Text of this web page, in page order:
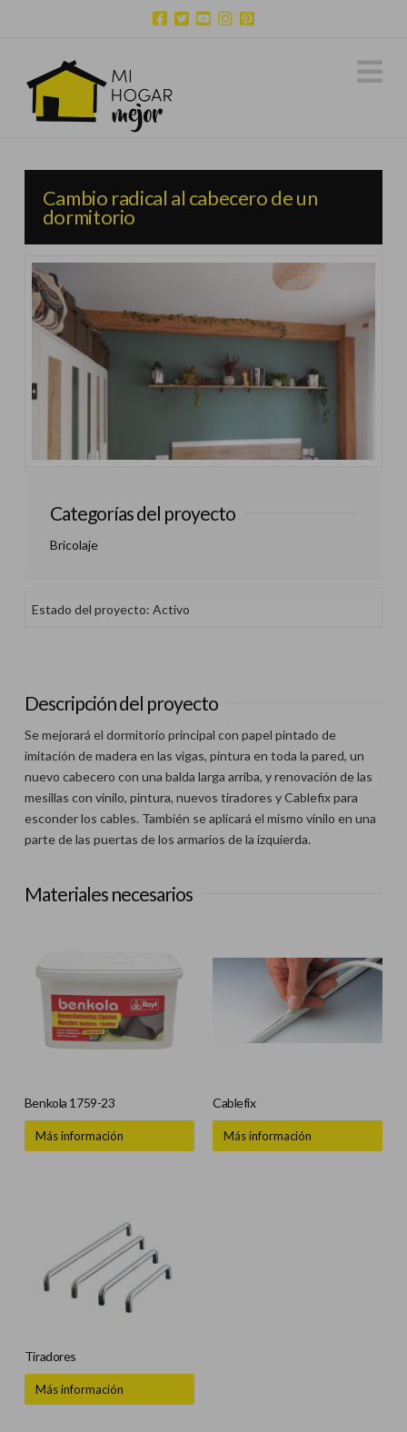
Cambio radical al cabecero de un
dormitorio
Categorías del proyecto
Bricolaje
Estado del proyecto: Activo
Descripción del proyecto
Se mejorará el dormitorio principal con papel pintado de
imitación de madera en las vigas, pintura en toda la pared, un
nuevo cabecero con una balda larga arriba, y renovación de las
mesillas con vinilo, pintura, nuevos tiradores y Cablefix para
esconder los cables. También se aplicará el mismo vinilo en una
parte de las puertas de los armarios de la izquierda.
Materiales necesarios
Benkola 1759-23
Más información
Cablefix
Más información
Tiradores
Más información